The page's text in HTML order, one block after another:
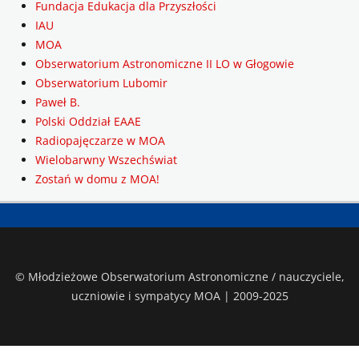
Fundacja Edukacja dla Przyszłości
IAU
MOA
Obserwatorium Astronomiczne II LO w Głogowie
Obserwatorium Lubomir
Paweł B.
Polski Oddział EAAE
Radiopajęczarze w MOA
Wielobarwny Wszechświat
Zostań w domu z MOA!
© Młodzieżowe Obserwatorium Astronomiczne / nauczyciele,
uczniowie i sympatycy MOA | 2009-2025